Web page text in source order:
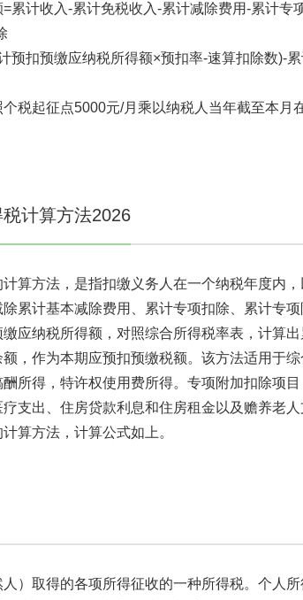
累计收入-累计免税收入-累计减除费用-累计专
预扣预缴应纳税所得额×预扣率-速算扣除数)-
税起征点5000元/月乘以纳税人当年截至本月
计算方法2026
算方法，是指扣缴义务人在一个纳税年度内
累计基本减除费用、累计专项扣除、累计专
应纳税所得额，对照综合所得税率表，计算出
，作为本期应预扣预缴税额。该方法适用于
所得，特许权使用费所得。专项附加扣除项
支出、住房贷款利息和住房租金以及赡养老
算方法，计算公式如上。
）取得的各项所得征收的一种所得税。个人